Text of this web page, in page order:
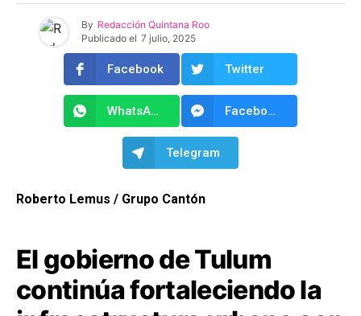
By Redacción Quintana Roo
Publicado el 7 julio, 2025
Facebook Twitter
WhatsApp Facebook Messenger
Telegram
Roberto Lemus / Grupo Cantón
El gobierno de Tulum
continúa fortaleciendo la